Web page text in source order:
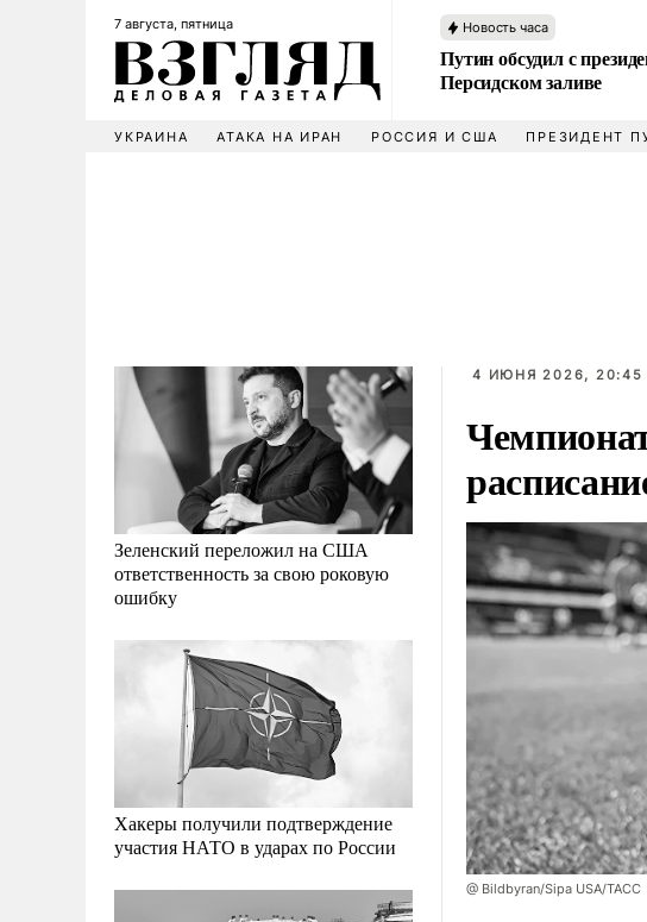
7 августа, пятница Новость часа
Путин обсудил с
Персидском заливе
УКРАИНА АТАКА НА ИРАН РОССИЯ И США ПРЕЗИДЕНТ
Зеленский переложил на США
ответственность за свою роковую
ошибку
Хакеры получили подтверждение
участия НАТО в ударах по России
4 ИЮНЯ 2026, 20:45
@ Bildbyran/Sipa USA/ТАСС